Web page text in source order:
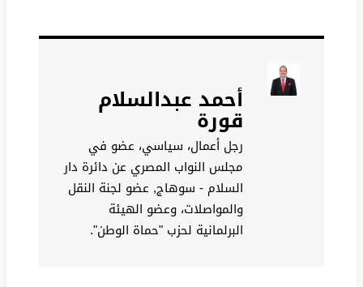
أحمد عبدالسلام
قورة
رجل أعمال، سياسي، عضو في
مجلس النواب المصري عن دائرة دار
السلام - سوهاج, عضو لجنة النقل
والمواصلات، وعضو الهيئة
البرلمانية لحزب "حماة الوطن".